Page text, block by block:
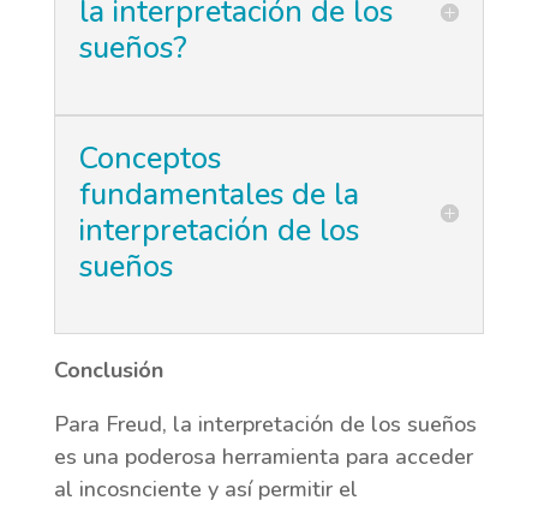
la interpretación de los
sueños?
Conceptos
fundamentales de la
interpretación de los
sueños
Conclusión
Para Freud, la interpretación de los sueños
es una poderosa herramienta para acceder
al incosnciente y así permitir el